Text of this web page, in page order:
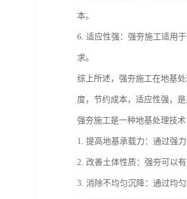
本。
6. 适应性强：强夯施工适用
求。
综上所述，强夯施工在地基
度，节约成本，适应性强，
强夯施工是一种地基处理技术
1. 提高地基承载力：通过强
2. 改善土体性质：强夯可以
3. 消除不均匀沉降：通过均